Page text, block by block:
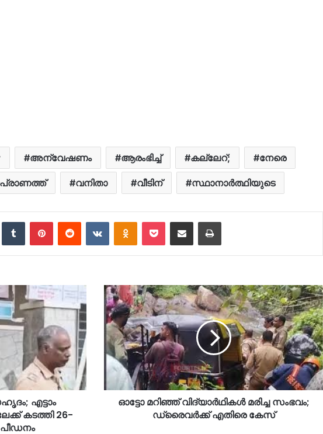
അന്വേഷണം ആരംഭിച്ച് കല്ലേറ്; ​നേരെ
വനിതാ വീടിന് സ്ഥാനാർത്ഥിയുടെ
Tumblr PinterestReddit VKontakteOdnoklassniki
Pocket Share via Email Print
എട്ടാം
കടത്തി 26-
ഓട്ടോ മറിഞ്ഞ് വിദ്യാർഥികൾ മരിച്ച സംഭവം;
ഡ്രൈവർക്ക് എതിരെ കേസ്